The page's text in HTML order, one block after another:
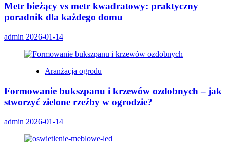
Metr bieżący vs metr kwadratowy: praktyczny
poradnik dla każdego domu
admin 2026-01-14
Aranżacja ogrodu
Formowanie bukszpanu i krzewów ozdobnych – jak
stworzyć zielone rzeźby w ogrodzie?
admin 2026-01-14